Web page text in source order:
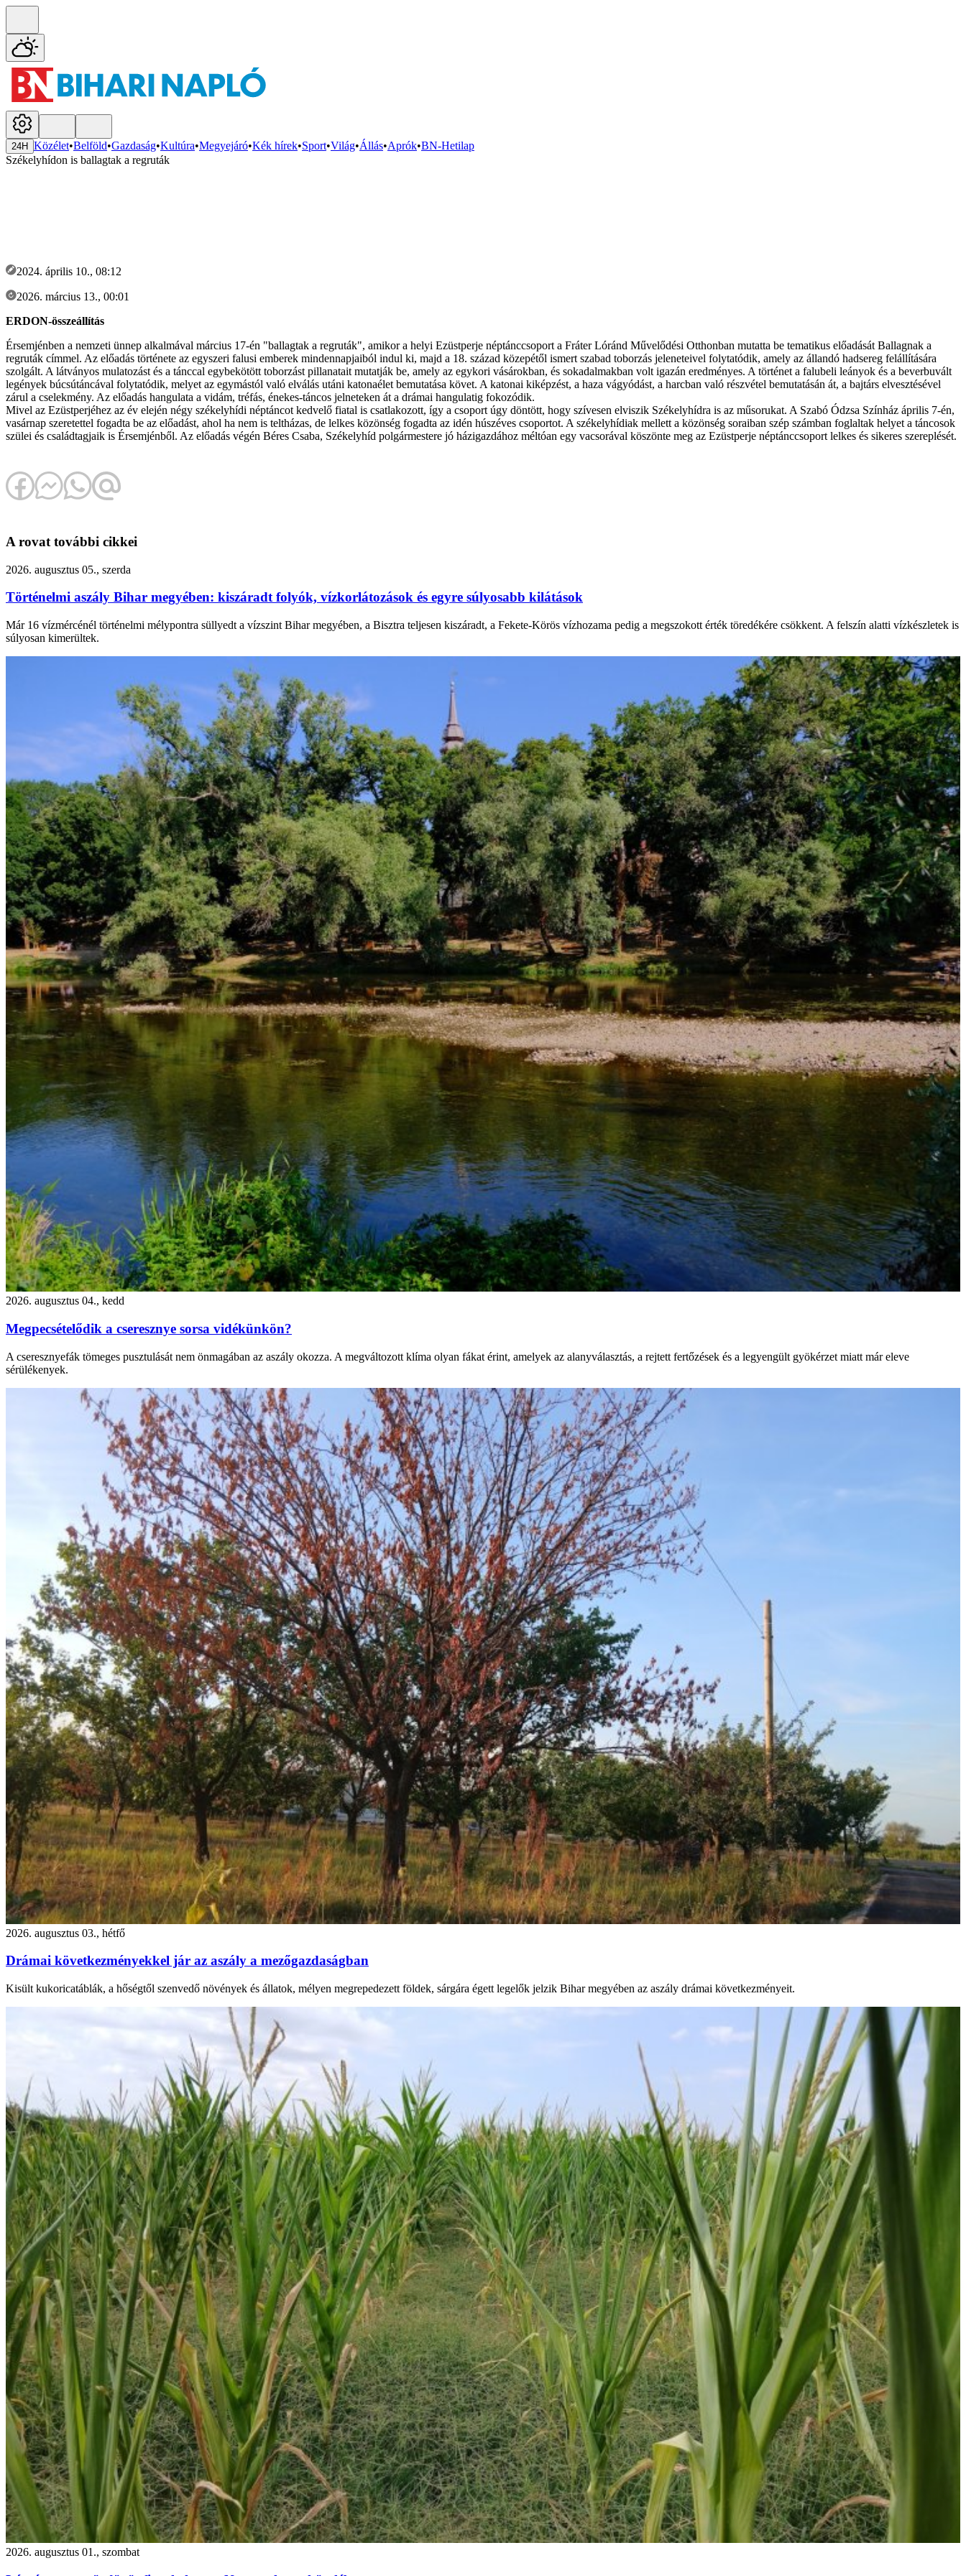
24H Közélet•Belföld•Gazdaság•Kultúra•Megyejáró•Kék hírek•Sport•Világ•Állás•Aprók•BN-Hetilap
Székelyhídon is ballagtak a regruták
2024. április 10., 08:12
2026. március 13., 00:01
ERDON-összeállítás
Érsemjénben a nemzeti ünnep alkalmával március 17-én "ballagtak a regruták", amikor a helyi Ezüstperje néptánccsoport a Fráter Lóránd Művelődési Otthonban mutatta be tematikus előadását Ballagnak a
regruták címmel. Az előadás története az egyszeri falusi emberek mindennapjaiból indul ki, majd a 18. század közepétől ismert szabad toborzás jeleneteivel folytatódik, amely az állandó hadsereg felállítására
szolgált. A látványos mulatozást és a tánccal egybekötött toborzást pillanatait mutatják be, amely az egykori vásárokban, és sokadalmakban volt igazán eredményes. A történet a falubeli leányok és a beverbuvált
legények búcsútáncával folytatódik, melyet az egymástól való elválás utáni katonaélet bemutatása követ. A katonai kiképzést, a haza vágyódást, a harcban való részvétel bemutatásán át, a bajtárs elvesztésével
zárul a cselekmény. Az előadás hangulata a vidám, tréfás, énekes-táncos jelneteken át a drámai hangulatig fokozódik.
Mivel az Ezüstperjéhez az év elején négy székelyhídi néptáncot kedvelő fiatal is csatlakozott, így a csoport úgy döntött, hogy szívesen elviszik Székelyhídra is az műsorukat. A Szabó Ódzsa Színház április 7-én,
vasárnap szeretettel fogadta be az előadást, ahol ha nem is teltházas, de lelkes közönség fogadta az idén húszéves csoportot. A székelyhídiak mellett a közönség soraiban szép számban foglaltak helyet a táncosok
szülei és családtagjaik is Érsemjénből. Az előadás végén Béres Csaba, Székelyhíd polgármestere jó házigazdához méltóan egy vacsorával köszönte meg az Ezüstperje néptánccsoport lelkes és sikeres szereplését.
A rovat további cikkei
2026. augusztus 05., szerda
Történelmi aszály Bihar megyében: kiszáradt folyók, vízkorlátozások és egyre súlyosabb kilátások
Már 16 vízmércénél történelmi mélypontra süllyedt a vízszint Bihar megyében, a Bisztra teljesen kiszáradt, a Fekete-Körös vízhozama pedig a megszokott érték töredékére csökkent. A felszín alatti vízkészletek is
súlyosan kimerültek.
2026. augusztus 04., kedd
Megpecsételődik a cseresznye sorsa vidékünkön?
A cseresznyefák tömeges pusztulását nem önmagában az aszály okozza. A megváltozott klíma olyan fákat érint, amelyek az alanyválasztás, a rejtett fertőzések és a legyengült gyökérzet miatt már eleve
sérülékenyek.
2026. augusztus 03., hétfő
Drámai következményekkel jár az aszály a mezőgazdaságban
Kisült kukoricatáblák, a hőségtől szenvedő növények és állatok, mélyen megrepedezett földek, sárgára égett legelők jelzik Bihar megyében az aszály drámai következményeit.
2026. augusztus 01., szombat